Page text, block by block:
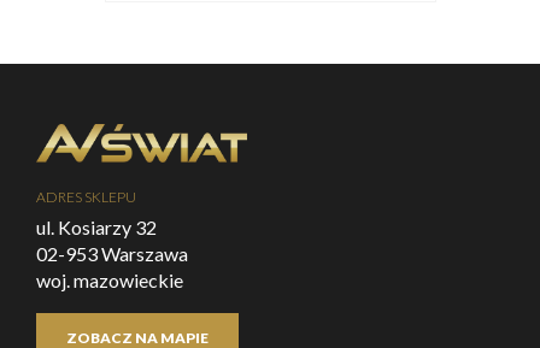
ADRES SKLEPU
ul. Kosiarzy 32
02-953 Warszawa
woj. mazowieckie
ZOBACZ NA MAPIE